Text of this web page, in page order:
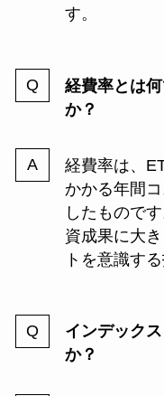
す。
経費率とは
か？
経費率は、
かかる年間
したもので
資成果に大
トを意識す
インデック
か？